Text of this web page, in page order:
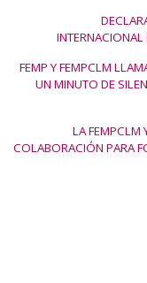
FEMP Y FEMPCLM
UN MINUTO DE
LA FEMPCLM
COLABORACIÓN PARA